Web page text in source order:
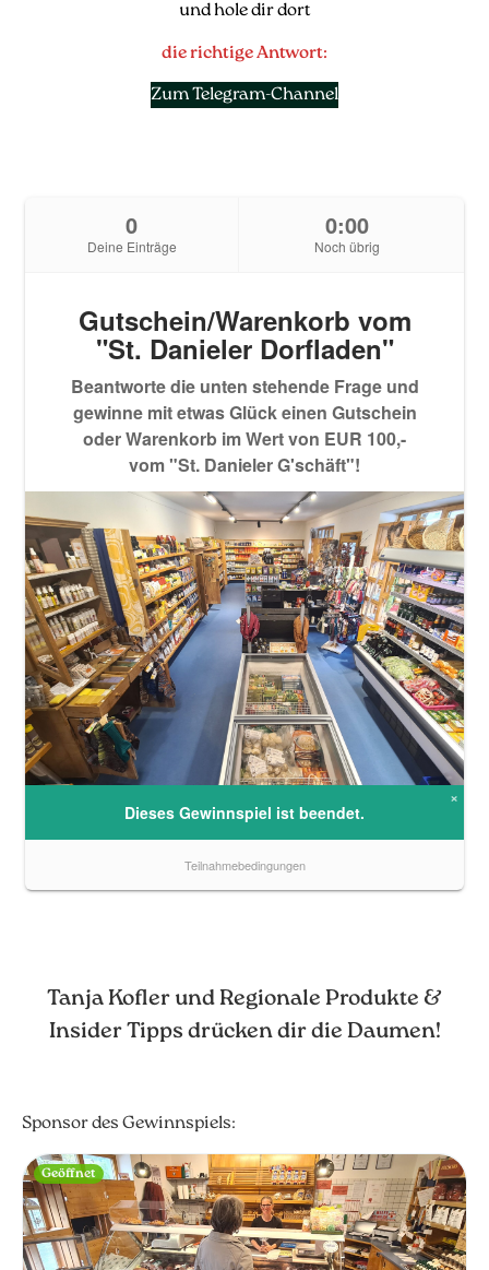
und hole dir dort
die richtige Antwort:
Zum Telegram-Channel
Tanja Kofler und Regionale Produkte &
Insider Tipps drücken dir die Daumen!
Sponsor des Gewinnspiels:
Geöffnet